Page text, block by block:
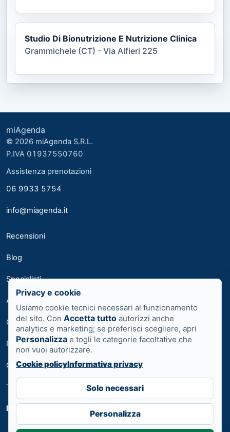
Studio Di Bionutrizione E Nutrizione Clinica
Grammichele (CT) - Via Alfieri 225
miAgenda
© 2026 miAgenda S.R.L.
P.IVA 01937550760
Assistenza prenotazioni
06 9933 5754
info@miagenda.it
Recensioni
Blog
Specialisti
Area medici
Contatti
Privacy
Cookie
Termini
Impostazioni cookie
Privacy e cookie
Usiamo cookie tecnici necessari al funzionamento
del sito. Con Accetta tutto autorizzi anche
analytics e marketing; se preferisci scegliere, apri
Personalizza e togli le categorie facoltative che
non vuoi autorizzare.
Cookie policyInformativa privacy
Solo necessari
Personalizza